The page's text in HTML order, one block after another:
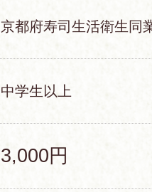
京都府寿司生活衛生同
中学生以上
3,000円